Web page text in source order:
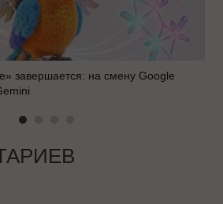
завершается: на смену Google